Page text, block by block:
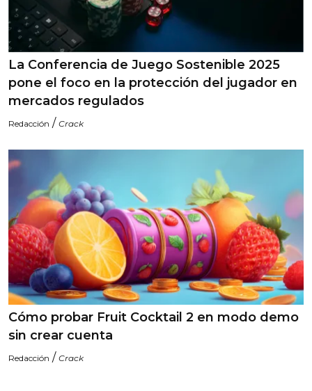
La Conferencia de Juego Sostenible 2025
pone el foco en la protección del jugador en
mercados regulados
Redacción / Crack
Cómo probar Fruit Cocktail 2 en modo demo
sin crear cuenta
Redacción / Crack